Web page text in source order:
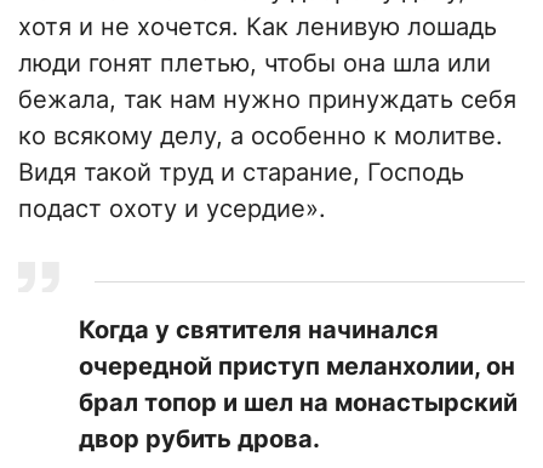
хотя и не хочется. Как ленивую лошадь
люди гонят плетью, чтобы она шла или
бежала, так нам нужно принуждать себя
ко всякому делу, а особенно к молитве.
Видя такой труд и старание, Господь
подаст охоту и усердие».
​Когда у святителя начинался
очередной приступ меланхолии, он
брал топор и шел на монастырский
двор рубить дрова.